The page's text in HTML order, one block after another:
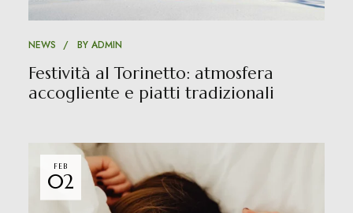
NEWS BY ADMIN
Festività al Torinetto: atmosfera
accogliente e piatti tradizionali
FEB
02